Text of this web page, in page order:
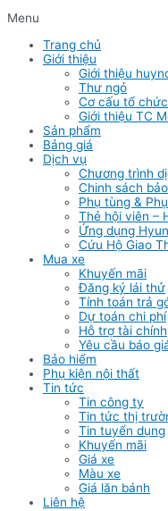
Menu
Trang chủ
Giới thiệu
Giới thiệu
Thư ngỏ
Cơ cấu tổ chức
Giới thiệu TC
Sản phẩm
Bảng giá
Dịch vụ
Chương trình
Chinh sách
Phụ tùng &
Thẻ hội viên –
Ứng dụng
Cứu Hộ Giao
Mua xe
Khuyến mãi
Đăng ký lái thử
Tính toán trả
Dự toán chi phí
Hỗ trợ tài chính
Yêu cầu báo
Bảo hiểm
Phụ kiện nội thất
Tin tức
Tin công ty
Tin tức thị
Tin tuyển dụng
Khuyến mãi
Giá xe
Màu xe
Giá lăn bánh
Liên hệ